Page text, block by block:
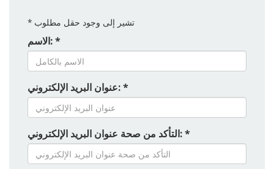
* تشير إلى وجود حقل مطلوب
الاسم: *
عنوان البريد الإلكتروني: *
التأكد من صحة عنوان البريد الإلكتروني: *